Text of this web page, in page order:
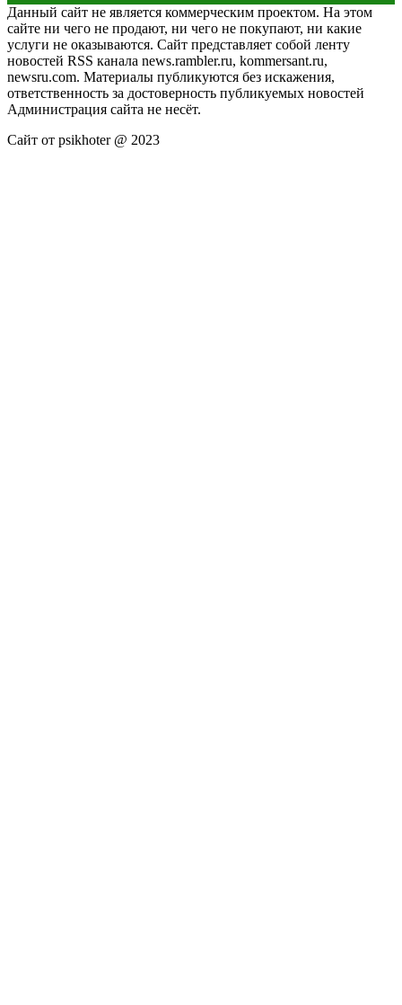
Данный сайт не является коммерческим проектом. На этом
сайте ни чего не продают, ни чего не покупают, ни какие
услуги не оказываются. Сайт представляет собой ленту
новостей RSS канала news.rambler.ru, kommersant.ru,
newsru.com. Материалы публикуются без искажения,
ответственность за достоверность публикуемых новостей
Администрация сайта не несёт.
Сайт от psikhoter @ 2023